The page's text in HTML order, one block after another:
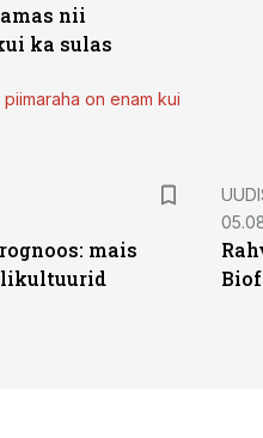
nii
ka sulas
on enam kui
mais